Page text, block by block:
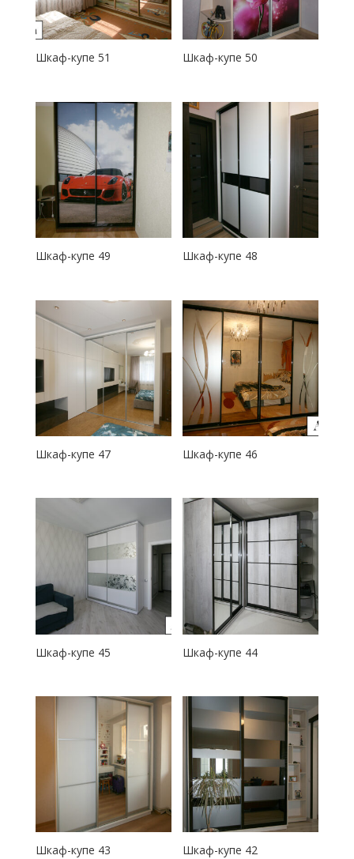
Шкаф-купе 51 Шкаф-купе 50
Шкаф-купе 49 Шкаф-купе 48
Шкаф-купе 47 Шкаф-купе 46
Шкаф-купе 45 Шкаф-купе 44
Шкаф-купе 43 Шкаф-купе 42